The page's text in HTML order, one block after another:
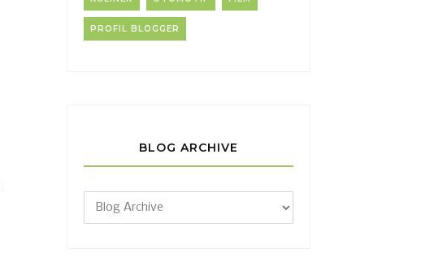
PROFIL BLOGGER
BLOG ARCHIVE